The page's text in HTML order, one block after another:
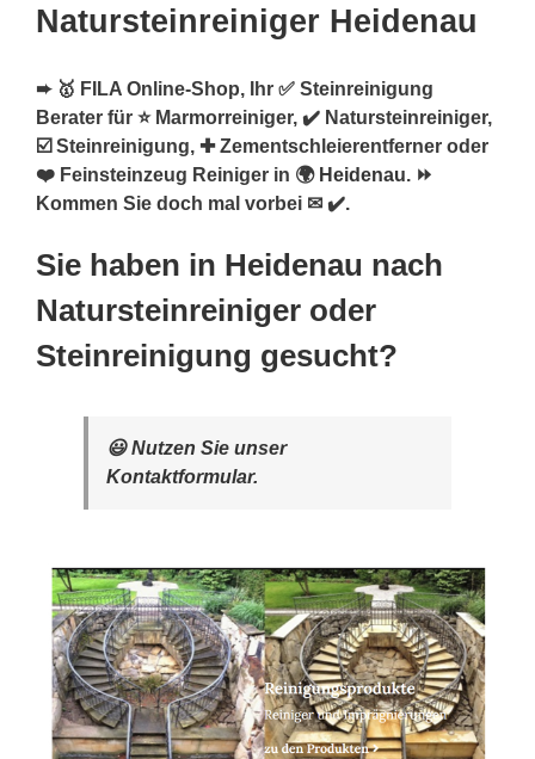
Natursteinreiniger Heidenau
➨ 🥇 FILA Online-Shop, Ihr ✅ Steinreinigung
Berater für ⭐ Marmorreiniger, ✔️ Natursteinreiniger,
☑️ Steinreinigung, ✚ Zementschleierentferner oder
❤️ Feinsteinzeug Reiniger in 🌍 Heidenau. ⏩
Kommen Sie doch mal vorbei ✉ ✔️.
Sie haben in Heidenau nach
Natursteinreiniger oder
Steinreinigung gesucht?
😃 Nutzen Sie unser
Kontaktformular.